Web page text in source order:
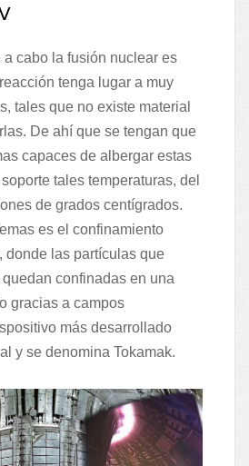
a cabo la fusión nuclear es
tenga lugar a muy
tales que no existe material
De ahí que se tengan que
capaces de albergar estas
tales temperaturas, del
de grados centígrados.
es el confinamiento
donde las partículas que
confinadas en una
gracias a campos
más desarrollado
y se denomina Tokamak.